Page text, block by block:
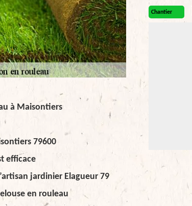
à Maisontiers
79600
efficace
jardinier Elagueur 79
en rouleau
Chantier